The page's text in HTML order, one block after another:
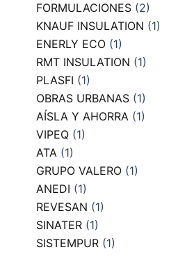
FORMULACIONES (2)
KNAUF INSULATION (1)
ENERLY ECO (1)
RMT INSULATION (1)
PLASFI (1)
OBRAS URBANAS (1)
AÍSLA Y AHORRA (1)
VIPEQ (1)
ATA (1)
GRUPO VALERO (1)
ANEDI (1)
REVESAN (1)
SINATER (1)
SISTEMPUR (1)